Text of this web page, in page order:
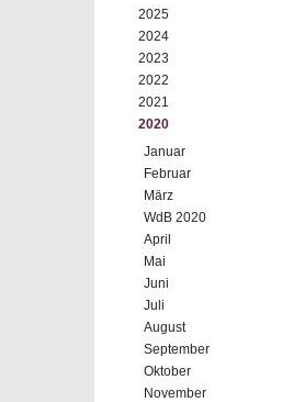
2025
2024
2023
2022
2021
2020
Januar
Februar
März
WdB 2020
April
Mai
Juni
Juli
August
September
Oktober
November